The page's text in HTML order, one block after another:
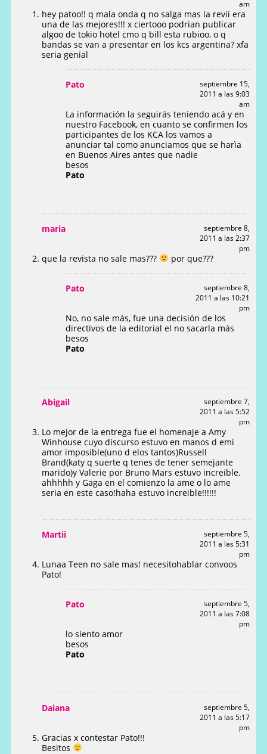
am
hey patoo!! q mala onda q no salga mas la revii era
una de las mejores!!! x ciertooo podrian publicar
algoo de tokio hotel cmo q bill esta rubioo, o q
bandas se van a presentar en los kcs argentina? xfa
seria genial
Pato
septiembre 15,
2011 a las 9:03
am
La información la seguirás teniendo acá y en
nuestro Facebook, en cuanto se confirmen los
participantes de los KCA los vamos a
anunciar tal como anunciamos que se harìa
en Buenos Aires antes que nadie
besos
Pato
maria
septiembre 8,
2011 a las 2:37
pm
que la revista no sale mas??? por que???
Pato
septiembre 8,
2011 a las 10:21
pm
No, no sale más, fue una decisión de los
directivos de la editorial el no sacarla más
besos
Pato
Abigail
septiembre 7,
2011 a las 5:52
pm
Lo mejor de la entrega fue el homenaje a Amy
Winhouse cuyo discurso estuvo en manos d emi
amor imposible(uno d elos tantos)Russell
Brand(katy q suerte q tenes de tener semejante
marido)y Valerie por Bruno Mars estuvo increible.
ahhhhh y Gaga en el comienzo la ame o lo ame
seria en este caso!haha estuvo increible!!!!!!
Martii
septiembre 5,
2011 a las 5:31
pm
Lunaa Teen no sale mas! necesitohablar convoos
Pato!
Pato
septiembre 5,
2011 a las 7:08
pm
lo siento amor
besos
Pato
Daiana
septiembre 5,
2011 a las 5:17
pm
Gracias x contestar Pato!!!
Besitos